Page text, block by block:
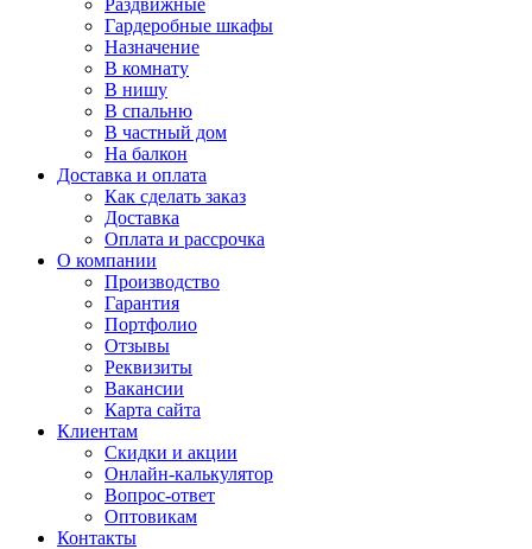
Раздвижные
Гардеробные шкафы
Назначение
В комнату
В нишу
В спальню
В частный дом
На балкон
Доставка и оплата
Как сделать заказ
Доставка
Оплата и рассрочка
О компании
Производство
Гарантия
Портфолио
Отзывы
Реквизиты
Вакансии
Карта сайта
Клиентам
Скидки и акции
Онлайн-калькулятор
Вопрос-ответ
Оптовикам
Контакты